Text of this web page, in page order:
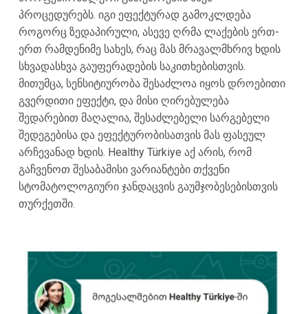
პროცედურებს. იგი ეფექტურად გამოკლდება
როგორც ზედაპირული, ასევე ღრმა ლაქების ერთ-
ერთ რამდენიმე სახეს, რაც მას მრავალმხრივ ხდის
სხვადასხვა გაუფერადების საკითხებისთვის.
მითუმცა, სენსიტიურობა შესაძლოა იყოს დროებითი
გვერდითი ეფექტი, და მისი ღირებულება
შედარებით მაღალია, შესაძლებელი სარგებელი
შედეგებისა და ეფექტურობისათვის მას ფასეულ
არჩევანად ხდის. Healthy Türkiye აქ არის, რომ
გაჩვენოთ შესაბამისი ვარიანტები თქვენი
სტომატოლოგიური ჯანდაცვის გაუმჯობესებისთვის
თურქეთში.